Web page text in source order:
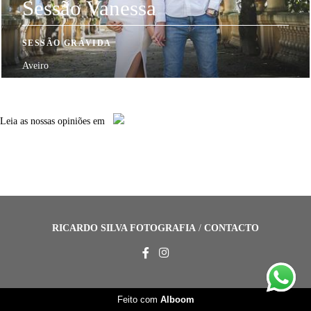
Sessão Vanessa
SESSÃO GRÁVIDA
Aveiro
RICARDO SILVA FOTOGRAFIA / CONTACTO
Feito com Alboom
Leia as nossas opiniões em